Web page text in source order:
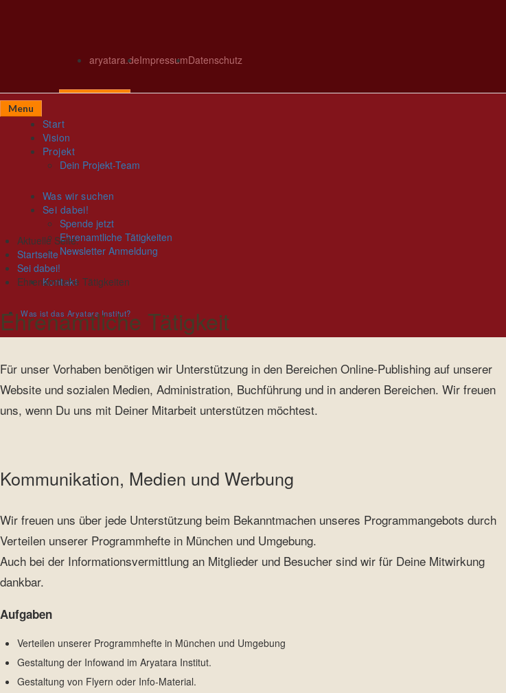
aryatara.deImpressumDatenschutz
Spende jetzt
Menu
Start
Vision
Projekt
Dein Projekt-Team
Was wir suchen
Sei dabei!
Spende jetzt
Ehrenamtliche Tätigkeiten
Newsletter Anmeldung
Kontakt
Was ist das Aryatara Institut?
Aktuelle Seite:
Startseite
Sei dabei!
Ehrenamtliche Tätigkeiten
Ehrenamtliche Tätigkeit
Für unser Vorhaben benötigen wir Unterstützung in den Bereichen Online-Publishing auf unserer
Website und sozialen Medien, Administration, Buchführung und in anderen Bereichen. Wir freuen
uns, wenn Du uns mit Deiner Mitarbeit unterstützen möchtest.
Kommunikation, Medien und Werbung
Wir freuen uns über jede Unterstützung beim Bekanntmachen unseres Programmangebots durch
Verteilen unserer Programmhefte in München und Umgebung.
Auch bei der Informationsvermittlung an Mitglieder und Besucher sind wir für Deine Mitwirkung
dankbar.
Aufgaben
Verteilen unserer Programmhefte in München und Umgebung
Gestaltung der Infowand im Aryatara Institut.
Gestaltung von Flyern oder Info-Material.